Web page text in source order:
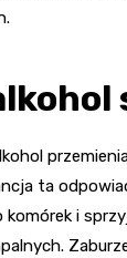
ta
komórek i